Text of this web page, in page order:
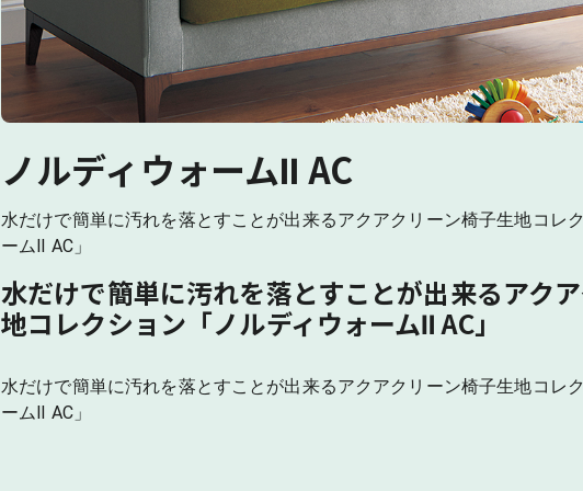
ノルディウォームⅡ AC
水だけで簡単に汚れを落とすことが出来るアクアクリーン椅子生地コレ
ームⅡ AC」
水だけで簡単に汚れを落とすことが出来るアク
地コレクション「ノルディウォームⅡ AC」
水だけで簡単に汚れを落とすことが出来るアクアクリーン椅子生地コレ
ームⅡ AC」